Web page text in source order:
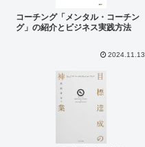
コーチング「メンタル・コーチン
グ」の紹介とビジネス実践方法
2024.11.13